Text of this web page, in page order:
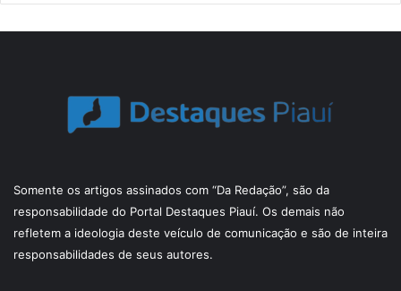
Somente os artigos assinados com “Da Redação”, são da
responsabilidade do Portal Destaques Piauí. Os demais não
refletem a ideologia deste veículo de comunicação e são de inteira
responsabilidades de seus autores.